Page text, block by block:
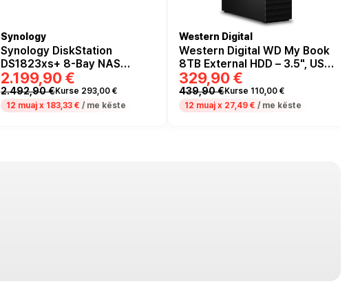
Synology
Synology DiskStation
DS1823xs+ 8-Bay NAS
Server – AMD Ryzen V1780B,
8GB ECC DDR4, 10GbE, M.2
NVMe SSD Cache
2.199,90 €
2.492,90 €Kurse 293,00 €
12 muaj x 183,33 € / me këste
Western Digital
Western Digital WD My Book
8TB External HDD – 3.5", USB
3.0, Black
329,90 €
439,90 €Kurse 110,00 €
12 muaj x 27,49 € / me këste